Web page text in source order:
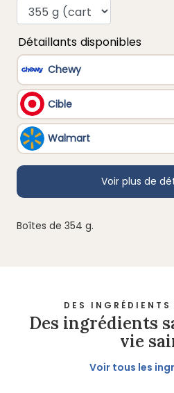
Boîtes de 354 g.
DES INGRÉDIENTS
Des ingrédients
vie
Voir tous les